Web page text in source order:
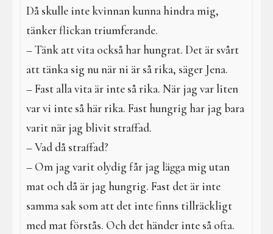
Då skulle inte kvinnan kunna hindra mig,
tänker flickan triumferande.
– Tänk att vita också har hungrat. Det är svårt
att tänka sig nu när ni är så rika, säger Jena.
– Fast alla vita är inte så rika. När jag var liten
var vi inte så här rika. Fast hungrig har jag bara
varit när jag blivit straffad.
– Vad då straffad?
– Om jag varit olydig får jag lägga mig utan
mat och då är jag hungrig. Fast det är inte
samma sak som att det inte finns tillräckligt
med mat förstås. Och det händer inte så ofta.